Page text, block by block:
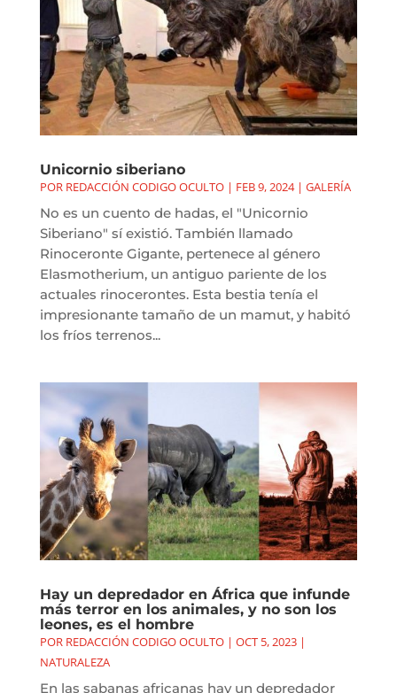
Unicornio siberiano
POR REDACCIÓN CODIGO OCULTO| FEB 9, 2024| GALERÍA
No es un cuento de hadas, el "Unicornio
Siberiano" sí existió. También llamado
Rinoceronte Gigante, pertenece al género
Elasmotherium, un antiguo pariente de los
actuales rinocerontes. Esta bestia tenía el
impresionante tamaño de un mamut, y habitó
los fríos terrenos...
Hay un depredador en África que infunde
más terror en los animales, y no son los
leones, es el hombre
POR REDACCIÓN CODIGO OCULTO| OCT 5, 2023|
NATURALEZA
En las sabanas africanas hay un depredador